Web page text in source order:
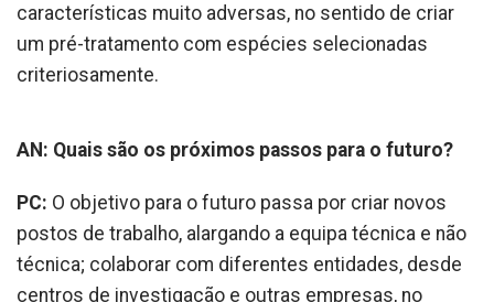
características muito adversas, no sentido de criar
um pré-tratamento com espécies selecionadas
criteriosamente.
AN: Quais são os próximos passos para o futuro?
PC: O objetivo para o futuro passa por criar novos
postos de trabalho, alargando a equipa técnica e não
técnica; colaborar com diferentes entidades, desde
centros de investigação e outras empresas, no